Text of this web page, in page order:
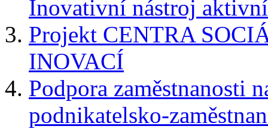
Inovativní nástroj
Projekt CENTRA
INOVACÍ
Podpora zaměstnanosti
podnikatelsko-